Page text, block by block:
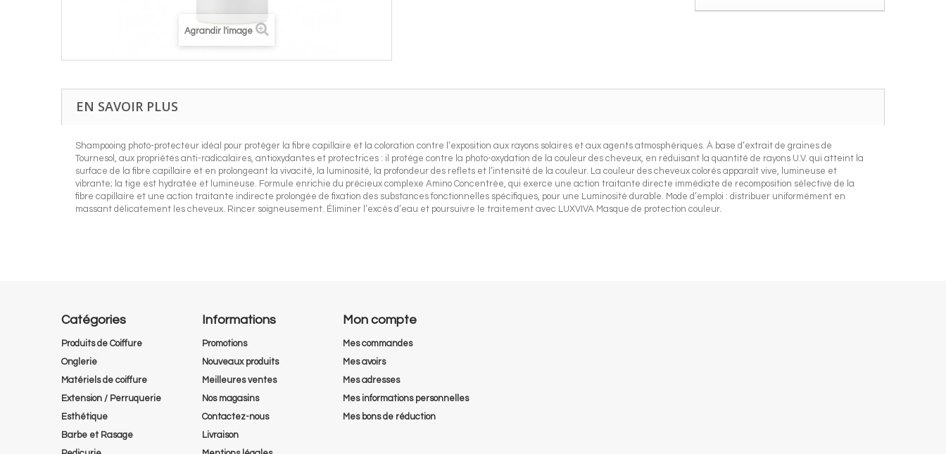
Agrandir l'image
EN SAVOIR PLUS
Shampooing photo-protecteur idéal pour protéger la fibre capillaire et la coloration contre l’exposition aux rayons solaires et aux agents atmosphériques. À base d’extrait de graines de
Tournesol, aux propriétés anti-radicalaires, antioxydantes et protectrices : il protège contre la photo-oxydation de la couleur des cheveux, en réduisant la quantité de rayons U.V. qui atteint la
surface de la fibre capillaire et en prolongeant la vivacité, la luminosité, la profondeur des reflets et l’intensité de la couleur. La couleur des cheveux colorés apparaît vive, lumineuse et
vibrante; la tige est hydratée et lumineuse. Formule enrichie du précieux complexe Amino Concentrée, qui exerce une action traitante directe immédiate de recomposition sélective de la
fibre capillaire et une action traitante indirecte prolongée de fixation des substances fonctionnelles spécifiques, pour une Luminosité durable. Mode d’emploi : distribuer uniformément en
massant délicatement les cheveux. Rincer soigneusement. Éliminer l’excès d’eau et poursuivre le traitement avec LUXVIVA Masque de protection couleur.
Catégories
Produits de Coiffure
Onglerie
Matériels de coiffure
Extension / Perruquerie
Esthétique
Barbe et Rasage
Informations
Promotions
Nouveaux produits
Meilleures ventes
Nos magasins
Contactez-nous
Livraison
Mon compte
Mes commandes
Mes avoirs
Mes adresses
Mes informations personnelles
Mes bons de réduction